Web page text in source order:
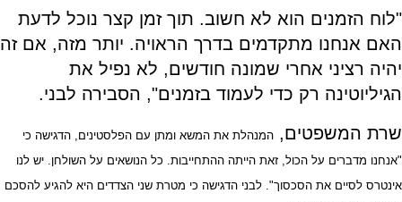
"לוח הזמנים הוא לא חשוב. תוך זמן קצר נוכל לדעת
האם אנחנו מתקדמים בדרך הראויה. יותר מזה, אם זה
יהיה רציני אחרי שמונה חודשים, לא נפיל את
הגיליוטינה רק כדי לעמוד בזמנים", הסבירה לבני.
שרת המשפטים, המנהלת את המשא ומתן עם הפלסטינים, הדגישה כי
"אנחנו מדברים על הכול, זאת הייתה ההתחייבות. כל הנושאים על השולחן. יש לנו
אינטרס לסיים את הסכסוך". לבני הדגישה כי מטרת שני הצדדים היא להגיע להסכם